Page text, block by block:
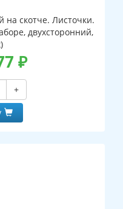
скотче. Листочки.
₽
+